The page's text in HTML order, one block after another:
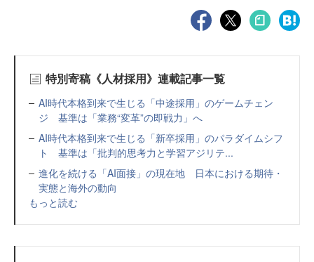
特別寄稿《人材採用》連載記事一覧
AI時代本格到来で生じる「中途採用」のゲームチェン
ジ 基準は「業務“変革”の即戦力」へ
AI時代本格到来で生じる「新卒採用」のパラダイムシフ
ト 基準は「批判的思考力と学習アジリテ...
進化を続ける「AI面接」の現在地 日本における期待・
実態と海外の動向
もっと読む